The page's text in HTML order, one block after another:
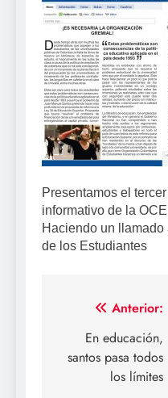
Presentamos el
informativo de la
Haciendo un llamado
de los Estudiantes
Navegación
entradas
Anterior:
En educación,
santos pasa todos
los límites